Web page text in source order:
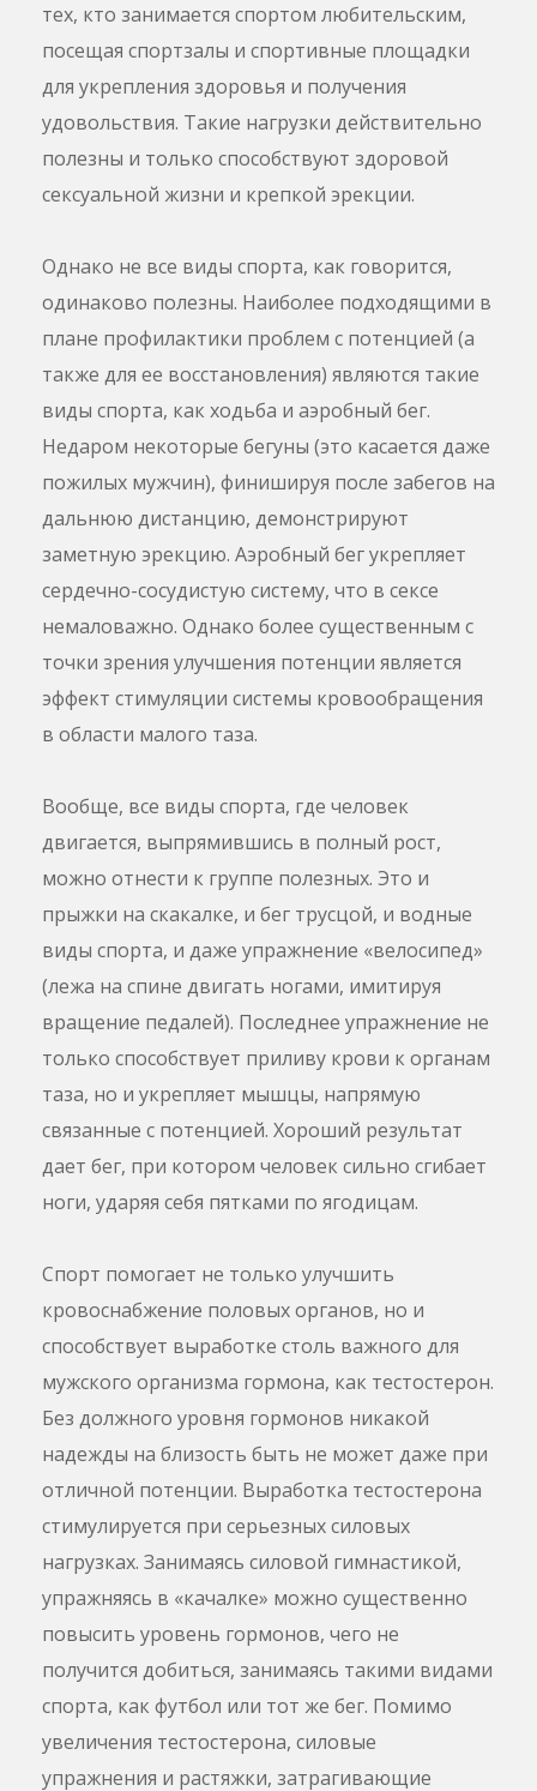
тех, кто занимается спортом любительским,
посещая спортзалы и спортивные площадки
для укрепления здоровья и получения
удовольствия. Такие нагрузки действительно
полезны и только способствуют здоровой
сексуальной жизни и крепкой эрекции.
Однако не все виды спорта, как говорится,
одинаково полезны. Наиболее подходящими в
плане профилактики проблем с потенцией (а
также для ее восстановления) являются такие
виды спорта, как ходьба и аэробный бег.
Недаром некоторые бегуны (это касается даже
пожилых мужчин), финишируя после забегов на
дальнюю дистанцию, демонстрируют
заметную эрекцию. Аэробный бег укрепляет
сердечно-сосудистую систему, что в сексе
немаловажно. Однако более существенным с
точки зрения улучшения потенции является
эффект стимуляции системы кровообращения
в области малого таза.
Вообще, все виды спорта, где человек
двигается, выпрямившись в полный рост,
можно отнести к группе полезных. Это и
прыжки на скакалке, и бег трусцой, и водные
виды спорта, и даже упражнение «велосипед»
(лежа на спине двигать ногами, имитируя
вращение педалей). Последнее упражнение не
только способствует приливу крови к органам
таза, но и укрепляет мышцы, напрямую
связанные с потенцией. Хороший результат
дает бег, при котором человек сильно сгибает
ноги, ударяя себя пятками по ягодицам.
Спорт помогает не только улучшить
кровоснабжение половых органов, но и
способствует выработке столь важного для
мужского организма гормона, как тестостерон.
Без должного уровня гормонов никакой
надежды на близость быть не может даже при
отличной потенции. Выработка тестостерона
стимулируется при серьезных силовых
нагрузках. Занимаясь силовой гимнастикой,
упражняясь в «качалке» можно существенно
повысить уровень гормонов, чего не
получится добиться, занимаясь такими видами
спорта, как футбол или тот же бег. Помимо
увеличения тестостерона, силовые
упражнения и растяжки, затрагивающие